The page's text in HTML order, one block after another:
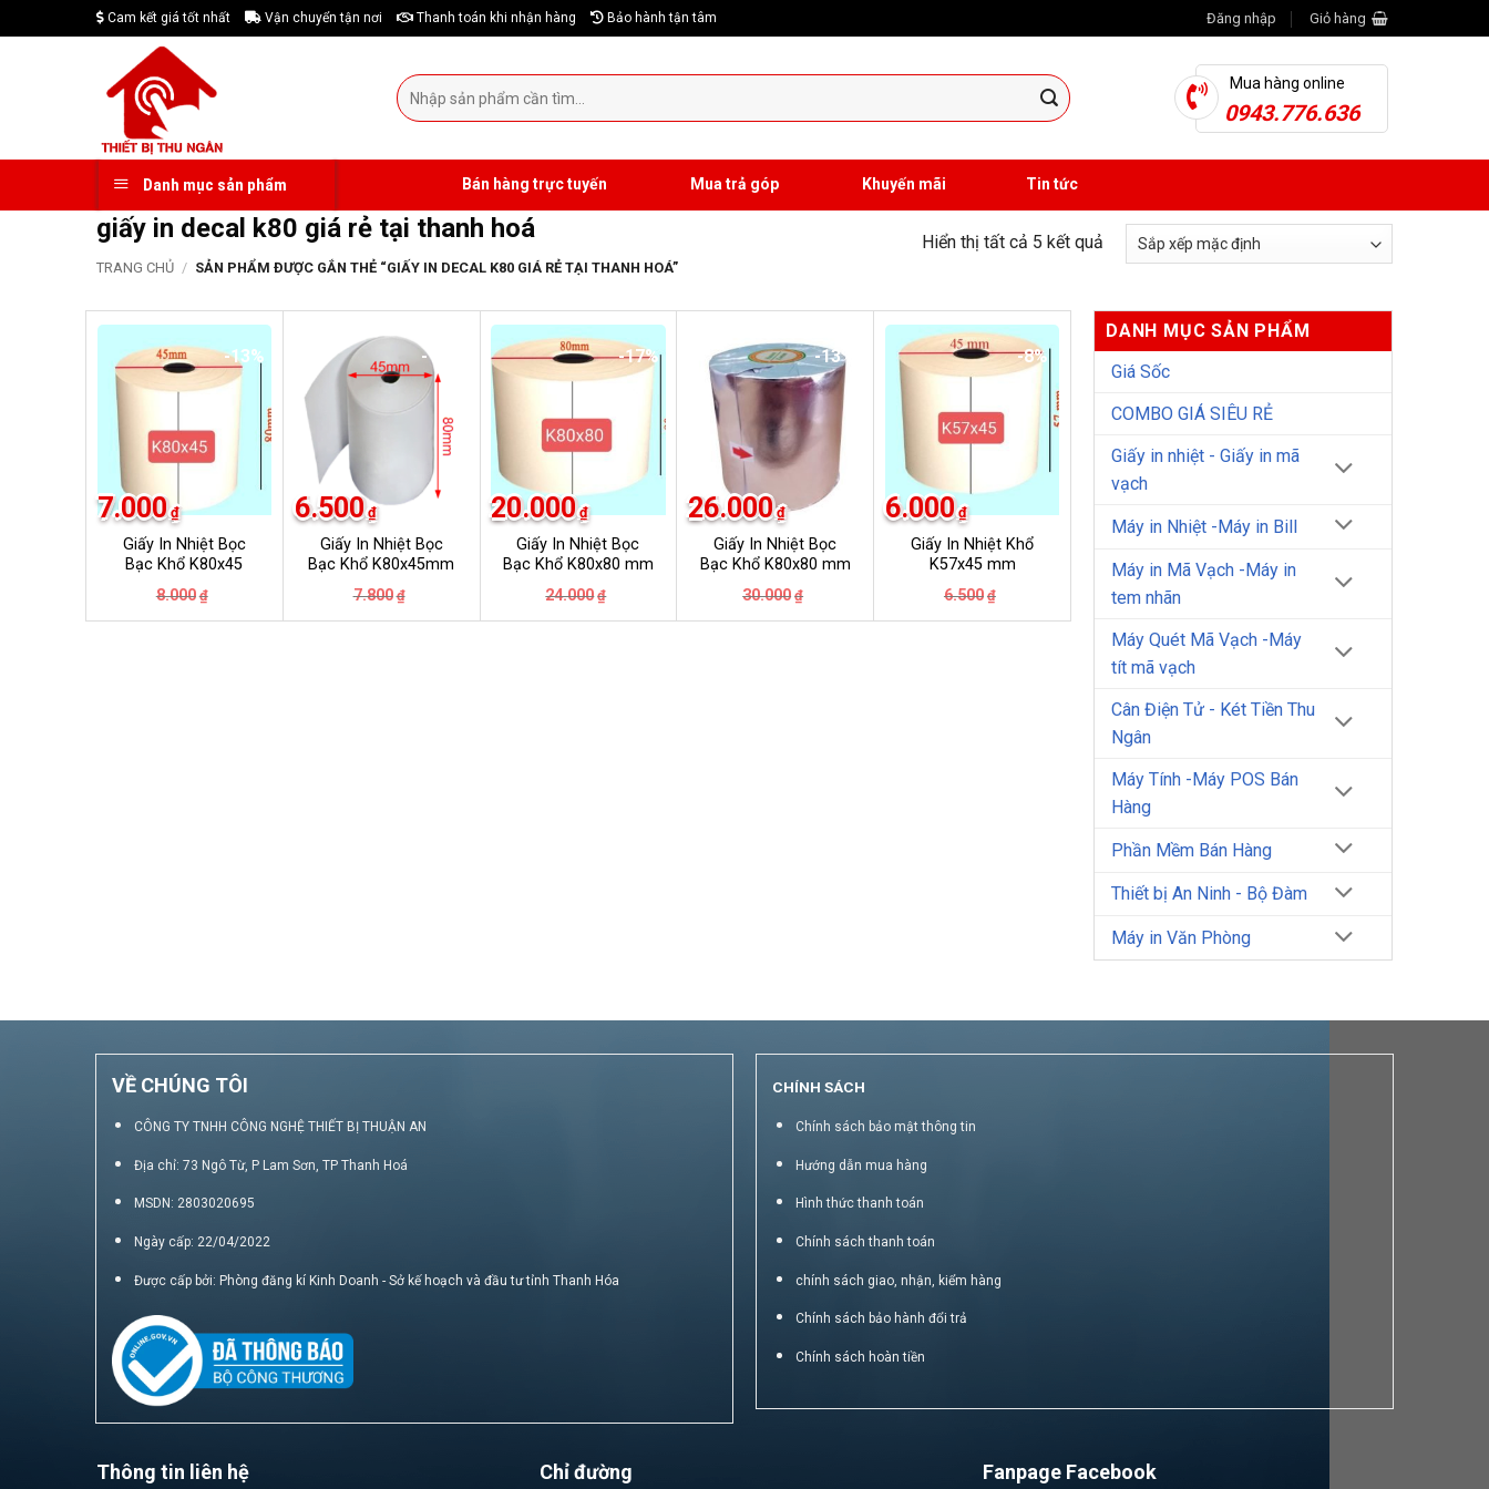
to
Cam kết giá tốt nhất Vận chuyển tận nơi Thanh toán khi nhận hàng Bảo hành tận tâm Đăng nhập Giỏ hàng
Tìm
kiếm:
Mua hàng online
0943.776.636
Danh mục sản phẩm Bán hàng trực tuyến Mua trả góp Khuyến mãi Tin tức
giấy in decal k80 giá rẻ tại thanh hoá
TRANG CHỦ / SẢN PHẨM ĐƯỢC GẮN THẺ “GIẤY IN DECAL K80 GIÁ RẺ TẠI THANH HOÁ”
Hiển thị tất cả 5 kết quả
-13%
Giấy In Nhiệt Bọc
Bạc Khổ K80x45
8.000 ₫
là:
7.000 ₫
tại
-17%
Giấy In Nhiệt Bọc
Bạc Khổ K80x45mm
7.800 ₫
là:
6.500 ₫
tại
-17%
Giấy In Nhiệt Bọc
Bạc Khổ K80x80 mm
24.000 ₫
là:
20.000 ₫
tại
-13%
Giấy In Nhiệt Bọc
Bạc Khổ K80x80 mm
30.000 ₫
là:
26.000 ₫
tại
-8%
Giấy In Nhiệt Khổ
K57x45 mm
6.500 ₫
là:
6.000 ₫
tại
DANH MỤC SẢN PHẨM
Giá Sốc
COMBO GIÁ SIÊU RẺ
Giấy in nhiệt - Giấy in mã
vạch
Máy in Nhiệt -Máy in Bill
Máy in Mã Vạch -Máy in
tem nhãn
Máy Quét Mã Vạch -Máy
tít mã vạch
Cân Điện Tử - Két Tiền Thu
Ngân
Máy Tính -Máy POS Bán
Hàng
Phần Mềm Bán Hàng
Thiết bị An Ninh - Bộ Đàm
Máy in Văn Phòng
VỀ CHÚNG TÔI
CÔNG TY TNHH CÔNG NGHỆ THIẾT BỊ THUẬN AN
Địa chỉ: 73 Ngô Từ, P Lam Sơn, TP Thanh Hoá
MSDN: 2803020695
Ngày cấp: 22/04/2022
Được cấp bởi: Phòng đăng kí Kinh Doanh - Sở kế hoạch và đầu tư tỉnh Thanh Hóa
CHÍNH SÁCH
Chính sách bảo mật thông tin
Hướng dẫn mua hàng
Hình thức thanh toán
Chính sách thanh toán
chính sách giao, nhận, kiểm hàng
Chính sách bảo hành đổi trả
Chính sách hoàn tiền
Thông tin liên hệ Chỉ đường Fanpage Facebook